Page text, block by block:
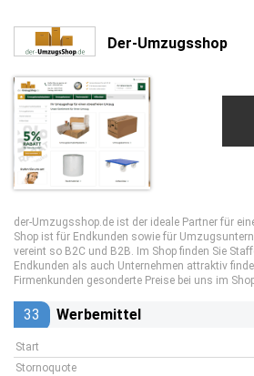
Der-Umzugsshop
der-Umzugsshop.de ist der ideale Partner für
Shop ist für Endkunden sowie für
vereint so B2C und B2B. Im Shop finden Sie
Endkunden als auch Unternehmen attraktiv
Firmenkunden gesonderte Preise bei uns im
33 Werbemittel
Start
Stornoquote